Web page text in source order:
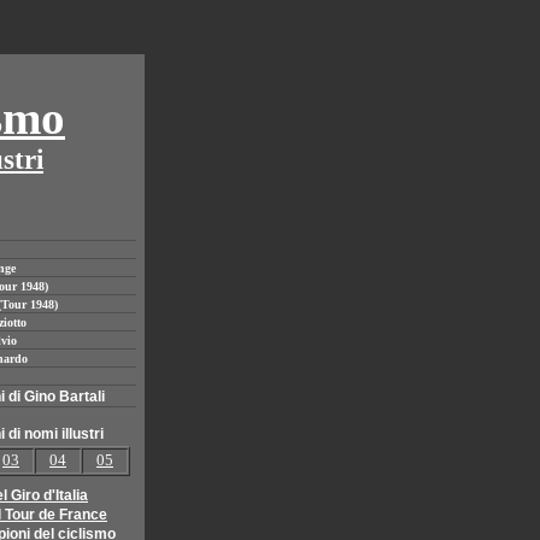
1948)
1948)
di Gino Bartali
di nomi illustri
03 04 05
Giro d'Italia
de France
del ciclismo